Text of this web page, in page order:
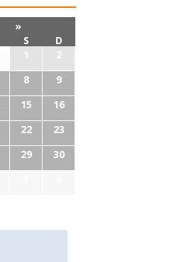
»
S
D
1
2
8
9
15
16
22
23
29
30